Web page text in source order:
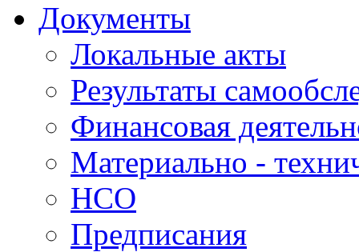
Документы
Локальные акты
Результаты
Финансовая
Материально -
НСО
Предписания